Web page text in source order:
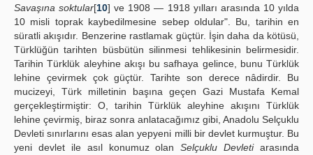
Savaşına soktular[10] ve 1908 — 1918 yılları arasında 10 yılda
10 misli toprak kaybedilmesine sebep oldular". Bu, tarihin en
süratli akışıdır. Benzerine rastlamak güçtür. İşin daha da kötüsü,
Türklüğün tarihten büsbütün silinmesi tehlikesinin belirmesidir.
Tarihin Türklük aleyhine akışı bu safhaya gelince, bunu Türklük
lehine çevirmek çok güçtür. Tarihte son derece nâdirdir. Bu
mucizeyi, Türk milletinin başına geçen Gazi Mustafa Kemal
gerçekleştirmiştir: O, tarihin Türklük aleyhine akışını Türklük
lehine çevirmiş, biraz sonra anlatacağımız gibi, Anadolu Selçuklu
Devleti sınırlarını esas alan yepyeni milli bir devlet kurmuştur. Bu
yeni devlet ile asıl konumuz olanSelçuklu Devletiarasında